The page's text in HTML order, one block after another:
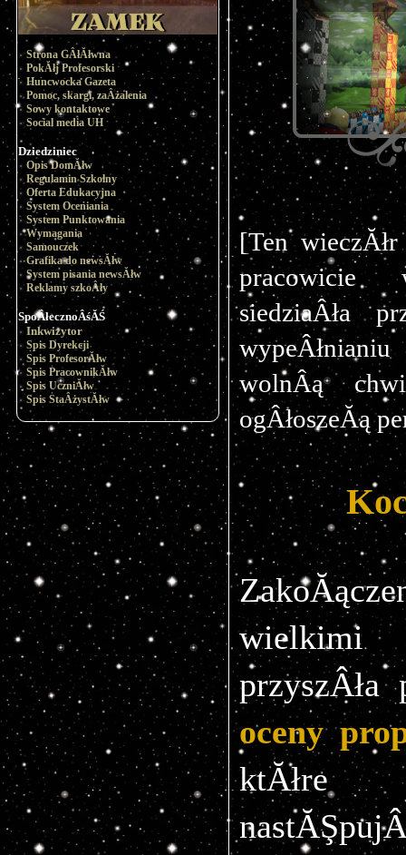
Strona GÂłĂłwna
PokĂłj Profesorski
Huncwocka Gazeta
Pomoc, skargi, zaÂżalenia
Sowy kontaktowe
Social media UH
Dziedziniec
Opis DomĂłw
Regulamin Szkolny
Oferta Edukacyjna
System Oceniania
System Punktowania
Wymagania
Samouczek
Grafika do newsĂłw
System pisania newsĂłw
Reklamy szkoÂły
SpoÂłecznoÂśĂŚ
Inkwizytor
Spis Dyrekcji
Spis ProfesorĂłw
Spis PracownikĂłw
Spis UczniĂłw
Spis StaÂżystĂłw
[Ten
pracowicie
siedziaÂła
wypeÂłnianiu
wolnÂą
ogÂłoszeĂą
oceny
ktĂłre